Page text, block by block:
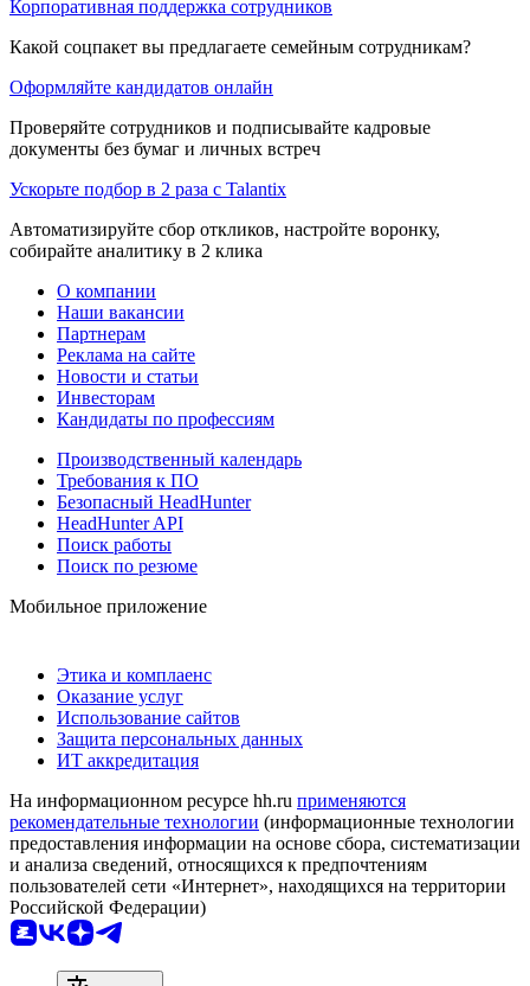
Корпоративная поддержка сотрудников
Какой соцпакет вы предлагаете семейным сотрудникам?
Оформляйте кандидатов онлайн
Проверяйте сотрудников и подписывайте кадровые
документы без бумаг и личных встреч
Ускорьте подбор в 2 раза с Talantix
Автоматизируйте сбор откликов, настройте воронку,
собирайте аналитику в 2 клика
О компании
Наши вакансии
Партнерам
Реклама на сайте
Новости и статьи
Инвесторам
Кандидаты по профессиям
Производственный календарь
Требования к ПО
Безопасный HeadHunter
HeadHunter API
Поиск работы
Поиск по резюме
Мобильное приложение
Этика и комплаенс
Оказание услуг
Использование сайтов
Защита персональных данных
ИТ аккредитация
На информационном ресурсе hh.ru применяются
рекомендательные технологии (информационные технологии
предоставления информации на основе сбора, систематизации
и анализа сведений, относящихся к предпочтениям
пользователей сети «Интернет», находящихся на территории
Российской Федерации)